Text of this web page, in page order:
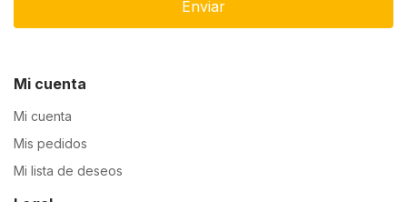
Enviar
Mi cuenta
Mi cuenta
Mis pedidos
Mi lista de deseos